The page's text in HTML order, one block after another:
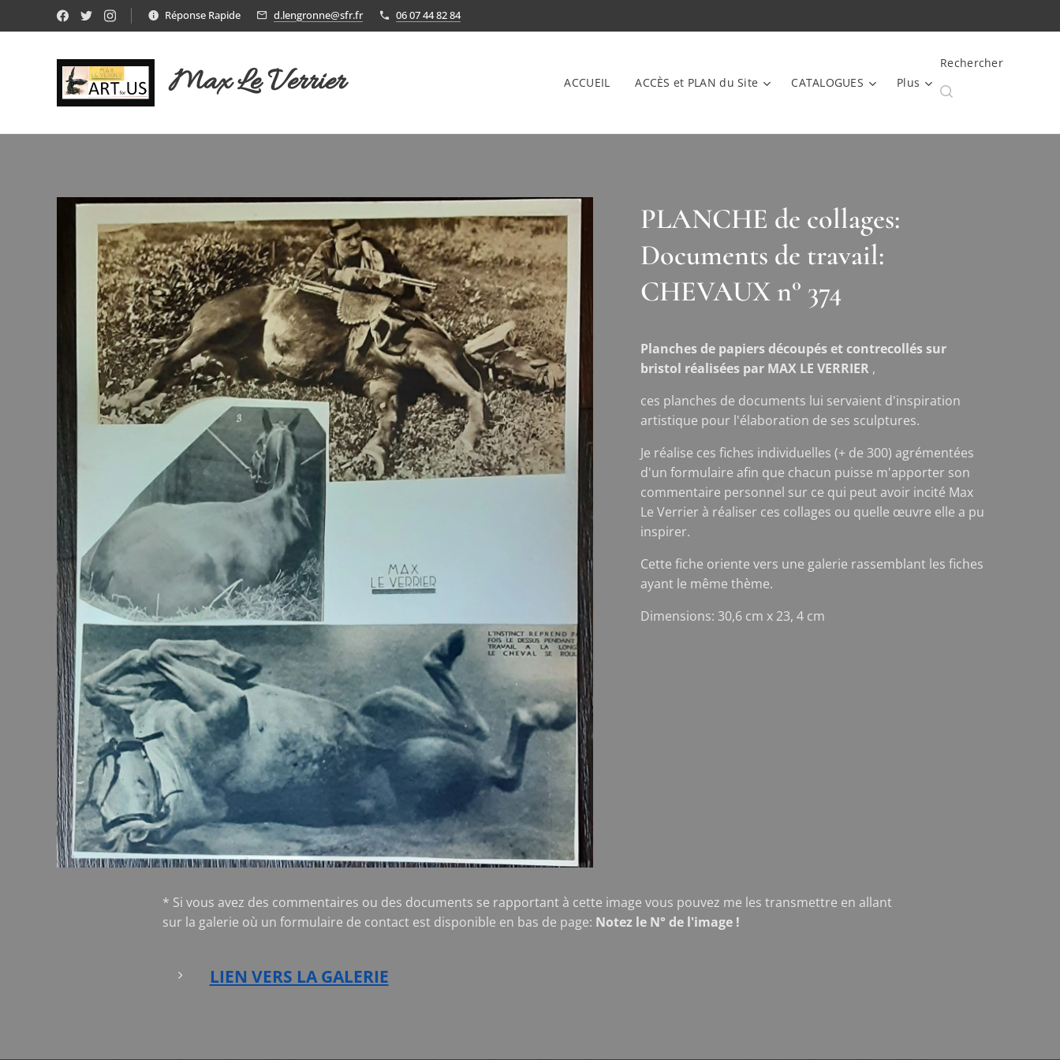
Réponse Rapide d.lengronne@sfr.fr 06 07 44 82 84
Max Le Verrier ACCUEIL ACCÈS et PLAN du Site CATALOGUES Plus
Rechercher
PLANCHE de collages:
Documents de travail:
CHEVAUX n° 374
Planches de papiers découpés et contrecollés sur
bristol réalisées par MAX LE VERRIER ,
ces planches de documents lui servaient d'inspiration
artistique pour l'élaboration de ses sculptures.
Je réalise ces fiches individuelles (+ de 300) agrémentées
d'un formulaire afin que chacun puisse m'apporter son
commentaire personnel sur ce qui peut avoir incité Max
Le Verrier à réaliser ces collages ou quelle œuvre elle a pu
inspirer.
Cette fiche oriente vers une galerie rassemblant les fiches
ayant le même thème.
Dimensions: 30,6 cm x 23, 4 cm
* Si vous avez des commentaires ou des documents se rapportant à cette image vous pouvez me les transmettre en allant
sur la galerie où un formulaire de contact est disponible en bas de page: Notez le N° de l'image !
LIEN VERS LA GALERIE